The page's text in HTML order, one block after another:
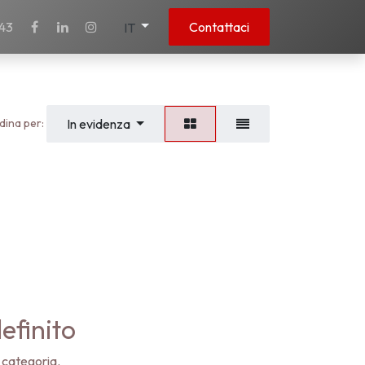
IT Contattaci
per: In evidenza